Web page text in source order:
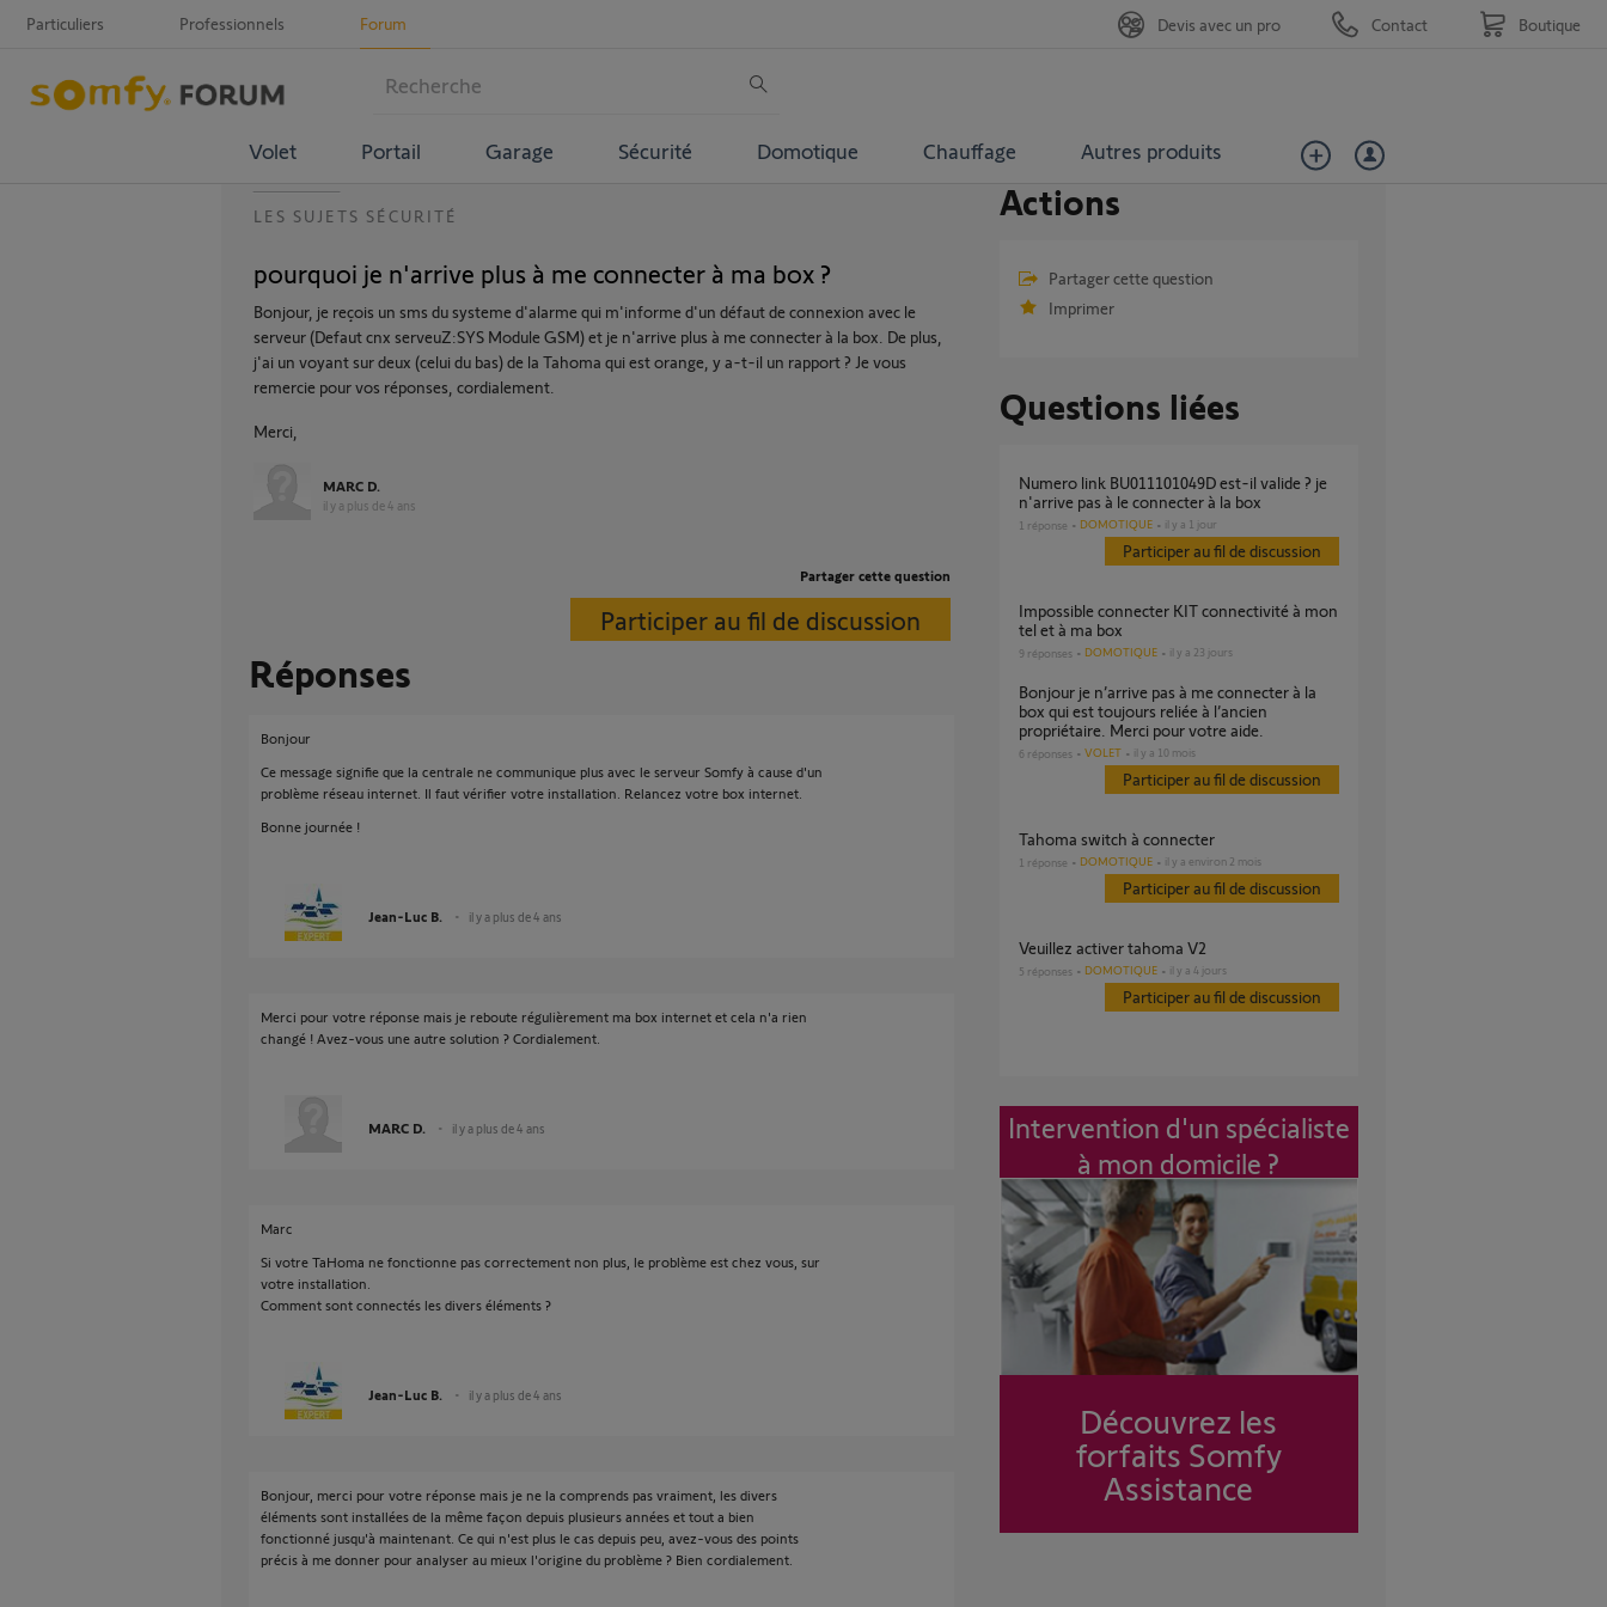
Particuliers Professionnels Forum
Volet Portail Garage Sécurité Domotique Chauffage Autres produits
Devis avec un pro Contact Boutique
LES SUJETS SÉCURITÉ
pourquoi je n'arrive plus à me connecter à ma box ?
Bonjour, je reçois un sms du systeme d'alarme qui m'informe d'un défaut de connexion avec le
serveur (Defaut cnx serveuZ:SYS Module GSM) et je n'arrive plus à me connecter à la box. De plus,
j'ai un voyant sur deux (celui du bas) de la Tahoma qui est orange, y a-t-il un rapport ? Je vous
remercie pour vos réponses, cordialement.
Merci,
MARC D.
il y a plus de 4 ans
Partager cette question
Participer au fil de discussion
Réponses
Bonjour
Ce message signifie que la centrale ne communique plus avec le serveur Somfy à cause d'un
problème réseau internet. Il faut vérifier votre installation. Relancez votre box internet.
Bonne journée !
Jean-Luc B. il y a plus de 4 ans
Merci pour votre réponse mais je reboute régulièrement ma box internet et cela n'a rien
changé ! Avez-vous une autre solution ? Cordialement.
MARC D. il y a plus de 4 ans
Marc
Si votre TaHoma ne fonctionne pas correctement non plus, le problème est chez vous, sur
votre installation.
Comment sont connectés les divers éléments ?
Jean-Luc B. il y a plus de 4 ans
Bonjour, merci pour votre réponse mais je ne la comprends pas vraiment, les divers
éléments sont installées de la même façon depuis plusieurs années et tout a bien
fonctionné jusqu'à maintenant. Ce qui n'est plus le cas depuis peu, avez-vous des points
précis à me donner pour analyser au mieux l'origine du problème ? Bien cordialement.
Actions
Partager cette question
Imprimer
Questions liées
numero link BU011101049D est-il valide ? je
n'arrive pas à le connecter à la box
1 réponse DOMOTIQUE il y a 1 jour
Participer au fil de discussion
Impossible connecter KIT connectivité à mon
tel et à ma box
9 réponses DOMOTIQUE il y a 23 jours
Bonjour je n’arrive pas à me connecter à la
box qui est toujours reliée à l’ancien
propriétaire. Merci pour votre aide.
6 réponses VOLET il y a 10 mois
Participer au fil de discussion
Tahoma switch à connecter
1 réponse DOMOTIQUE il y a environ 2 mois
Participer au fil de discussion
Veuillez activer tahoma V2
5 réponses DOMOTIQUE il y a 4 jours
Participer au fil de discussion
Intervention d'un spécialiste
à mon domicile ?
Découvrez les
forfaits Somfy
Assistance